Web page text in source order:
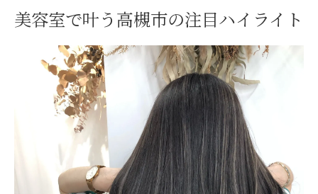
美容室で叶う高槻市の注目ハイライト